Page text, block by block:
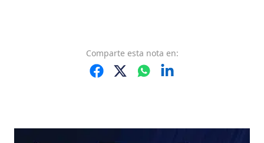
Comparte esta nota en: